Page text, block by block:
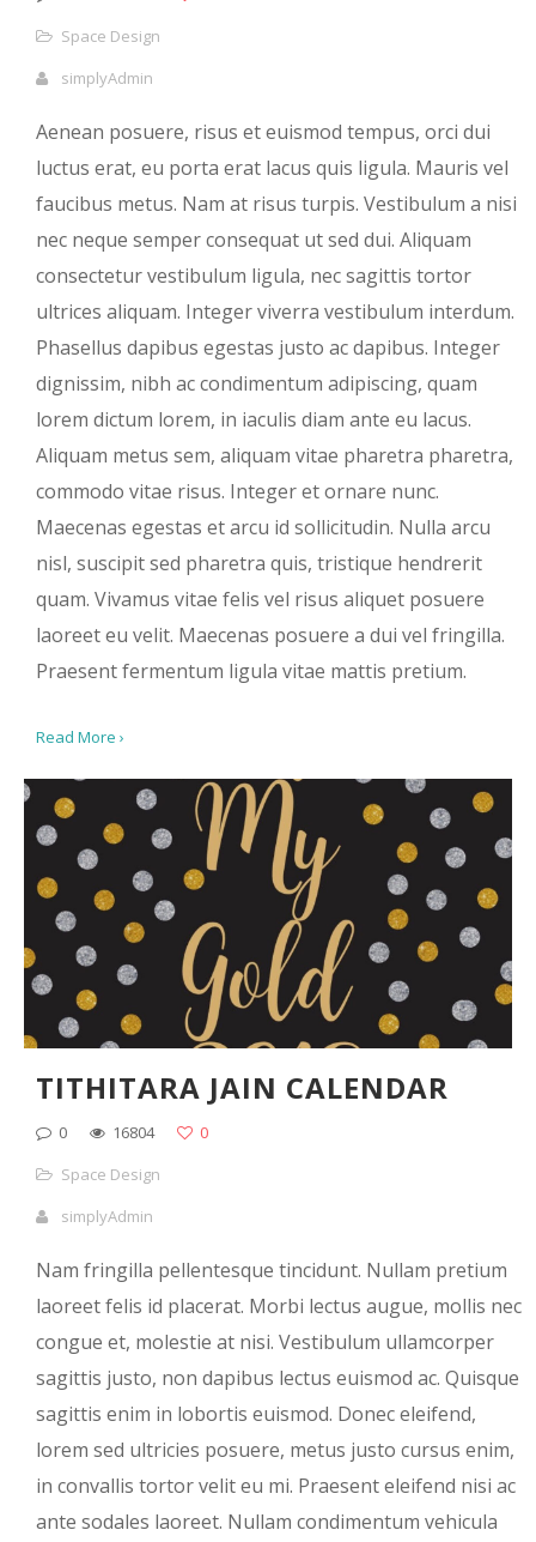
Space Design
simplyAdmin
Aenean posuere, risus et euismod tempus, orci dui
luctus erat, eu porta erat lacus quis ligula. Mauris vel
faucibus metus. Nam at risus turpis. Vestibulum a nisi
nec neque semper consequat ut sed dui. Aliquam
consectetur vestibulum ligula, nec sagittis tortor
ultrices aliquam. Integer viverra vestibulum interdum.
Phasellus dapibus egestas justo ac dapibus. Integer
dignissim, nibh ac condimentum adipiscing, quam
lorem dictum lorem, in iaculis diam ante eu lacus.
Aliquam metus sem, aliquam vitae pharetra pharetra,
commodo vitae risus. Integer et ornare nunc.
Maecenas egestas et arcu id sollicitudin. Nulla arcu
nisl, suscipit sed pharetra quis, tristique hendrerit
quam. Vivamus vitae felis vel risus aliquet posuere
laoreet eu velit. Maecenas posuere a dui vel fringilla.
Praesent fermentum ligula vitae mattis pretium.
Read More ›
TITHITARA JAIN CALENDAR
0 16804
0
Space Design
simplyAdmin
Nam fringilla pellentesque tincidunt. Nullam pretium
laoreet felis id placerat. Morbi lectus augue, mollis nec
congue et, molestie at nisi. Vestibulum ullamcorper
sagittis justo, non dapibus lectus euismod ac. Quisque
sagittis enim in lobortis euismod. Donec eleifend,
lorem sed ultricies posuere, metus justo cursus enim,
in convallis tortor velit eu mi. Praesent eleifend nisi ac
ante sodales laoreet. Nullam condimentum vehicula